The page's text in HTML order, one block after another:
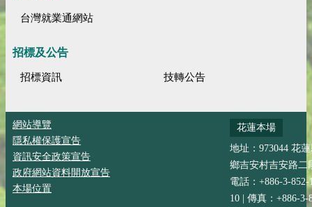
台灣就業通網站
招標及公告
招標資訊 技轉公告
網站導覽
隱私權保護宣告
資訊安全政策宣告
政府網站資料開放宣告
本場位置
花蓮本場
地址：973044 花
鄉吉安村吉安路二
電話：+886-3-852-
10 | 傳真：+886-3-